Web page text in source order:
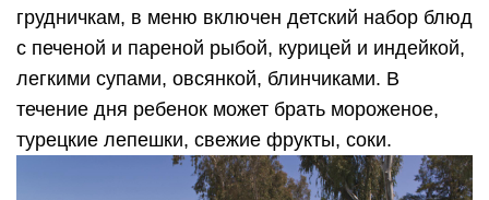
грудничкам, в меню включен детский набор блюд
с печеной и пареной рыбой, курицей и индейкой,
легкими супами, овсянкой, блинчиками. В
течение дня ребенок может брать мороженое,
турецкие лепешки, свежие фрукты, соки.